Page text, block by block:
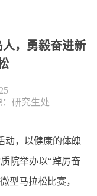
，勇毅奋进新
研究生处
，以健康的体魄
院举办以“踔厉奋
型马拉松比赛，